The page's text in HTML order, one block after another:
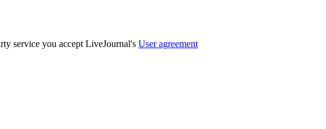
service you accept LiveJournal's User agreement